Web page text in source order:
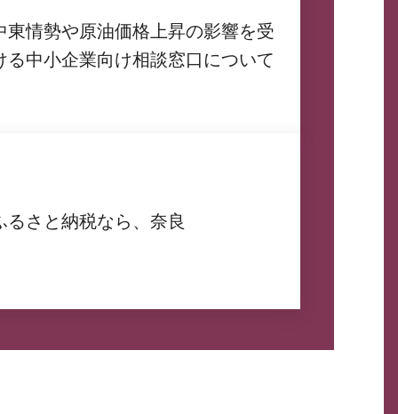
東情勢や原油価格上昇の影響を受
る中小企業向け相談窓口について
るさと納税なら、奈良